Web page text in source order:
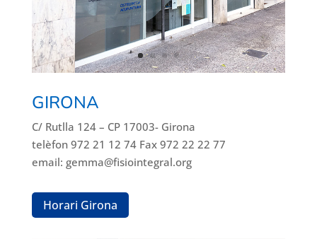
GIRONA
C/ Rutlla 124 – CP 17003- Girona
telèfon 972 21 12 74 Fax 972 22 22 77
email: gemma@fisiointegral.org
Horari Girona